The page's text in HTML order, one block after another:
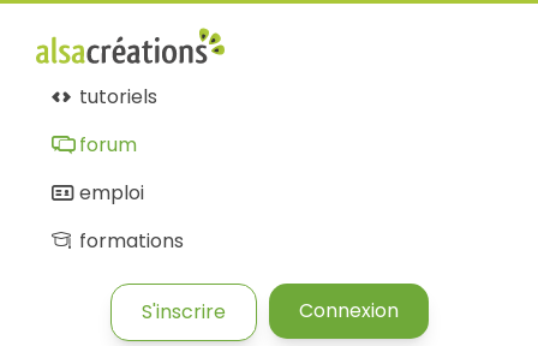
tutoriels
forum
emploi
formations
S'inscrire Connexion